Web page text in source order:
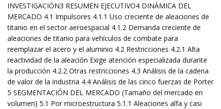
INVESTIGACIÓN3 RESUMEN EJECUTIVO4 DINÁMICA DEL
MERCADO 4.1 Impulsores 4.1.1 Uso creciente de aleaciones de
titanio en el sector aeroespacial 4.1.2 Demanda creciente de
aleaciones de titanio para vehículos de combate para
reemplazar el acero y el aluminio 4.2 Restricciones 4.2.1 Alta
reactividad de la aleación Exige atención especializada durante
la producción 4.2.2 Otras restricciones 4.3 Análisis de la cadena
de valor de la industria 4.4 Análisis de las cinco fuerzas de Porter
5 SEGMENTACIÓN DEL MERCADO (Tamaño del mercado en
volumen) 5.1 Por microestructura 5.1.1 Aleaciones alfa y casi